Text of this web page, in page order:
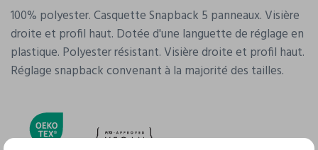
100% polyester. Casquette Snapback 5 panneaux. Visière
droite et profil haut. Dotée d'une languette de réglage en
plastique. Polyester résistant. Visière droite et profil haut.
Réglage snapback convenant à la majorité des tailles.